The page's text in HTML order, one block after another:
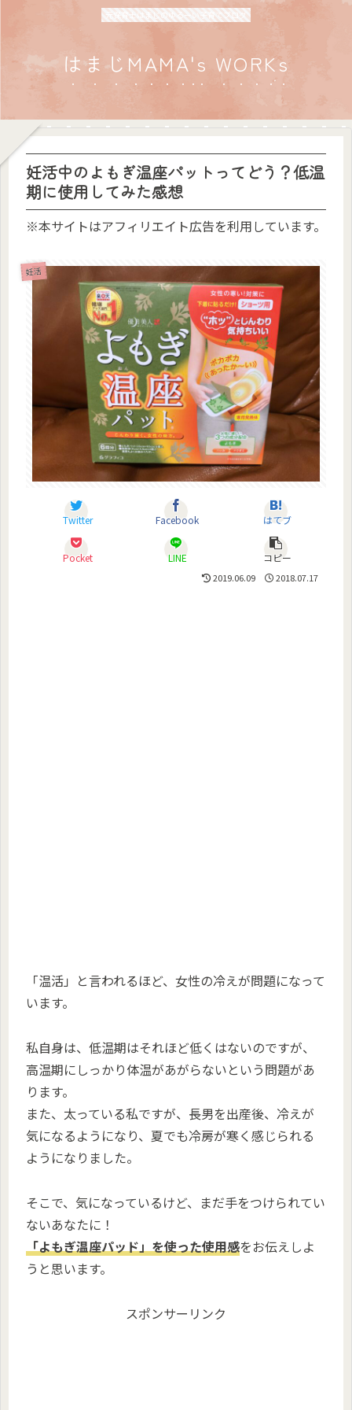
元保育士はまじのゆるーい子育てブログ
はまじMAMA's WORKs
妊活中のよもぎ温座パットってどう？低温
期に使用してみた感想
※本サイトはアフィリエイト広告を利用しています。
妊活
Twitter Facebook はてブ
Pocket LINE コピー
2019.06.09 2018.07.17
「温活」と言われるほど、女性の冷えが問題になって
います。
私自身は、低温期はそれほど低くはないのですが、
高温期にしっかり体温があがらないという問題があ
ります。
また、太っている私ですが、長男を出産後、冷えが
気になるようになり、夏でも冷房が寒く感じられる
ようになりました。
そこで、気になっているけど、まだ手をつけられてい
ないあなたに！
「よもぎ温座パッド」を使った使用感をお伝えしよ
うと思います。
スポンサーリンク